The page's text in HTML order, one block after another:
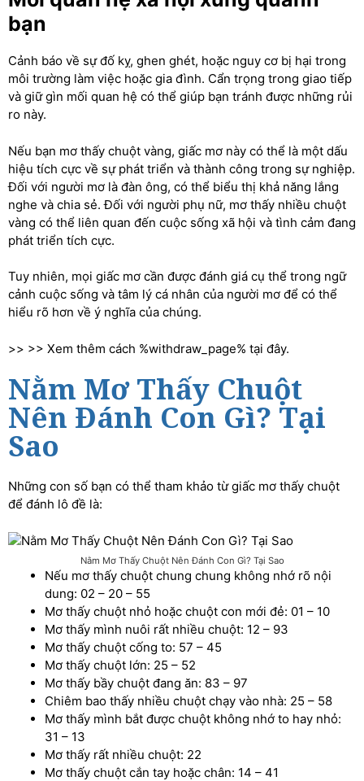
bạn
Cảnh báo về sự đố kỵ, ghen ghét, hoặc nguy cơ bị hại trong
môi trường làm việc hoặc gia đình. Cẩn trọng trong giao tiếp
và giữ gìn mối quan hệ có thể giúp bạn tránh được những rủi
ro này.
Nếu bạn mơ thấy chuột vàng, giấc mơ này có thể là một dấu
hiệu tích cực về sự phát triển và thành công trong sự nghiệp.
Đối với người mơ là đàn ông, có thể biểu thị khả năng lắng
nghe và chia sẻ. Đối với người phụ nữ, mơ thấy nhiều chuột
vàng có thể liên quan đến cuộc sống xã hội và tình cảm đang
phát triển tích cực.
Tuy nhiên, mọi giấc mơ cần được đánh giá cụ thể trong ngữ
cảnh cuộc sống và tâm lý cá nhân của người mơ để có thể
hiểu rõ hơn về ý nghĩa của chúng.
>> >> Xem thêm cách %withdraw_page% tại đây.
Nằm Mơ Thấy Chuột
Nên Đánh Con Gì? Tại
Sao
Những con số bạn có thể tham khảo từ giấc mơ thấy chuột
để đánh lô đề là:
Nằm Mơ Thấy Chuột Nên Đánh Con Gì? Tại Sao
Nếu mơ thấy chuột chung chung không nhớ rõ nội
dung: 02 – 20 – 55
Mơ thấy chuột nhỏ hoặc chuột con mới đẻ: 01 – 10
Mơ thấy mình nuôi rất nhiều chuột: 12 – 93
Mơ thấy chuột cống to: 57 – 45
Mơ thấy chuột lớn: 25 – 52
Mơ thấy bầy chuột đang ăn: 83 – 97
Chiêm bao thấy nhiều chuột chạy vào nhà: 25 – 58
Mơ thấy mình bắt được chuột không nhớ to hay nhỏ:
31 – 13
Mơ thấy rất nhiều chuột: 22
Mơ thấy chuột cắn tay hoặc chân: 14 – 41